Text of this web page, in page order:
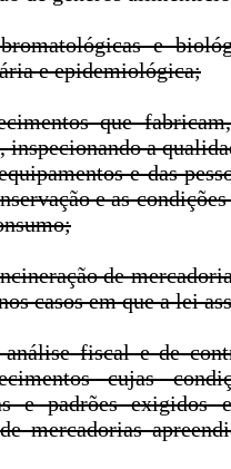
e
e epidemiológica;
que
a
e das
e as
de
casos em que a lei
fiscal e de
cujas
e padrões exigidos
mercadorias